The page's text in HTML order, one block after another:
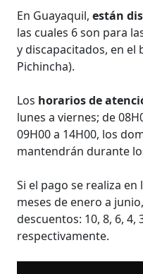
En Guayaquil,están
las cuales 6 son para
y discapacitados, en el
Pichincha).
Los horarios de
lunes a viernes; de
09H00 a 14H00, los
mantendrán durante
Si el pago se realiza
meses de enero a
descuentos: 10, 8, 6, 4,
respectivamente.